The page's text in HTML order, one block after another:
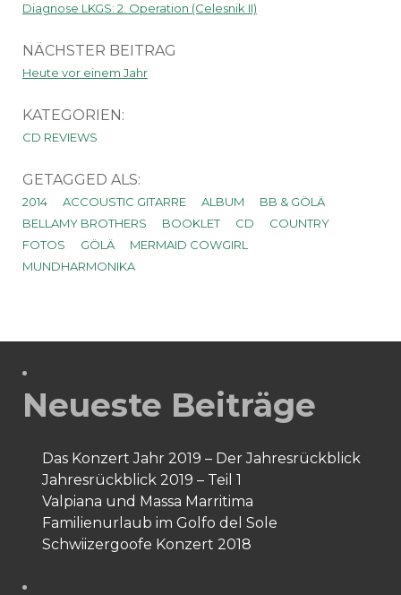
Diagnose LKGS: 2. Operation (Celesnik II)
NÄCHSTER BEITRAG
Heute vor einem Jahr
KATEGORIEN:
CD REVIEWS
GETAGGED ALS:
2014 ACCOUSTIC GITARRE ALBUM
BB & GÖLÄ
BELLAMY BROTHERS
BOOKLET CD
COUNTRY
FOTOS
GÖLÄ
MERMAID COWGIRL
MUNDHARMONIKA
Neueste Beiträge
Das Konzert Jahr 2019 – Der Jahresrückblick
Jahresrückblick 2019 – Teil 1
Valpiana und Massa Marritima
Familienurlaub im Golfo del Sole
Schwiizergoofe Konzert 2018